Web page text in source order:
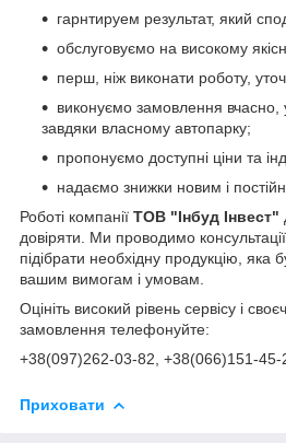
гарнтируем результат, який
обслуговуємо на високому
перш, ніж виконати роботу,
виконуємо замовлення вчасно,
завдяки власному автопарку;
пропонуємо доступні ціни та
надаємо знижки новим і
Роботі компанії ТОВ "Інбуд Інвест"
довіряти. Ми проводимо
підібрати необхідну продукцію, яка
вашим вимогам і умовам.
Оцініть високий рівень сервісу і
замовлення телефонуйте:
+38(097)262-03-82 , +38(066)151-45-
Приховати